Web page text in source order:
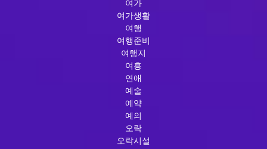
여가
여가생활
여행
여행준비
여행지
여흥
연애
예술
예약
예의
오락
오락시설